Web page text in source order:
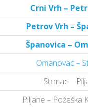
Crni Vrh –
Petrov Vrh –
Španovica –
Omanovac –
Strmac –
Piljane – Požeška